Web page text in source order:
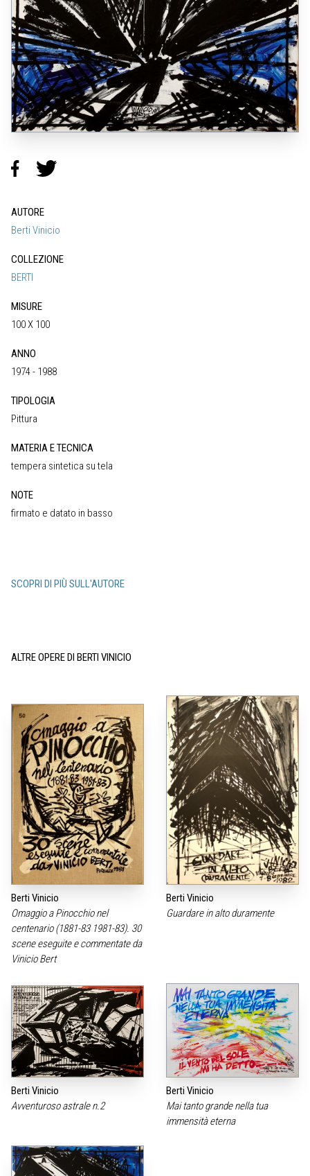
AUTORE
Berti Vinicio
COLLEZIONE
BERTI
MISURE
100 X 100
ANNO
1974 - 1988
TIPOLOGIA
Pittura
MATERIA E TECNICA
tempera sintetica su tela
NOTE
firmato e datato in basso
SCOPRI DI PIÙ SULL'AUTORE
ALTRE OPERE DI BERTI VINICIO
Berti Vinicio
Omaggio a Pinocchio nel
centenario (1881-83 1981-83). 30
scene eseguite e commentate da
Vinicio Bert
Berti Vinicio
Guardare in alto duramente
Berti Vinicio
Avventuroso astrale n.2
Berti Vinicio
Mai tanto grande nella tua
immensità eterna